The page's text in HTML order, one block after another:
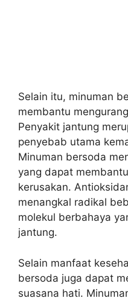
Selain itu, minuman
membantu
Penyakit jantung
penyebab utama
Minuman bersoda
yang dapat
kerusakan.
menangkal radikal
molekul berbahaya
jantung.
Selain manfaat
bersoda juga dapat
suasana hati.